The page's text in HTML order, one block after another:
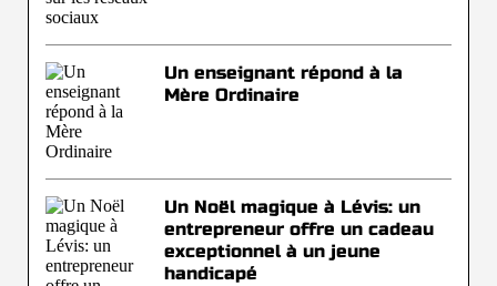
Un enseignant répond à la
Mère Ordinaire
Un Noël magique à Lévis: un
entrepreneur offre un cadeau
exceptionnel à un jeune
handicapé